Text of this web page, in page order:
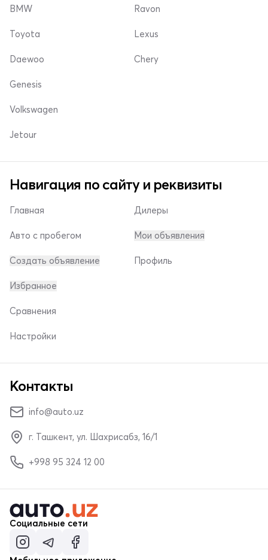
BMW
Toyota
Daewoo
Ravon
Lexus
Chery
Genesis
Volkswagen
Jetour
Навигация по сайту и реквизиты
Главная
Авто с пробегом
Создать объявление
Дилеры
Мои объявления
Профиль
Избранное
Сравнения
Настройки
Контакты
info@auto.uz
г. Ташкент, ул. Шахрисабз, 16/1
+998 95 324 12 00
Социальные сети